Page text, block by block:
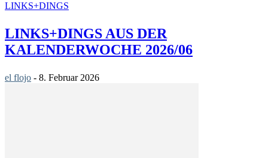
LINKS+DINGS
LINKS+DINGS AUS DER
KALENDERWOCHE 2026/06
el flojo - 8. Februar 2026